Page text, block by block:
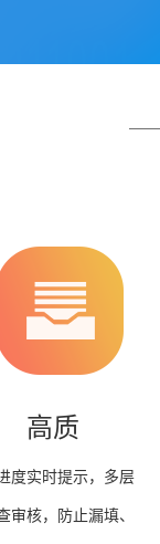
高质
度实时提示，多层
审核，防止漏填、